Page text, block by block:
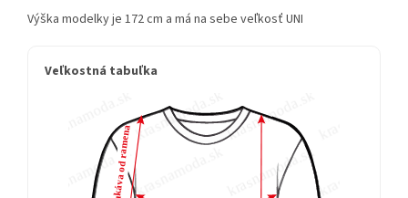
Výška modelky je 172 cm a má na sebe veľkosť UNI
Veľkostná tabuľka